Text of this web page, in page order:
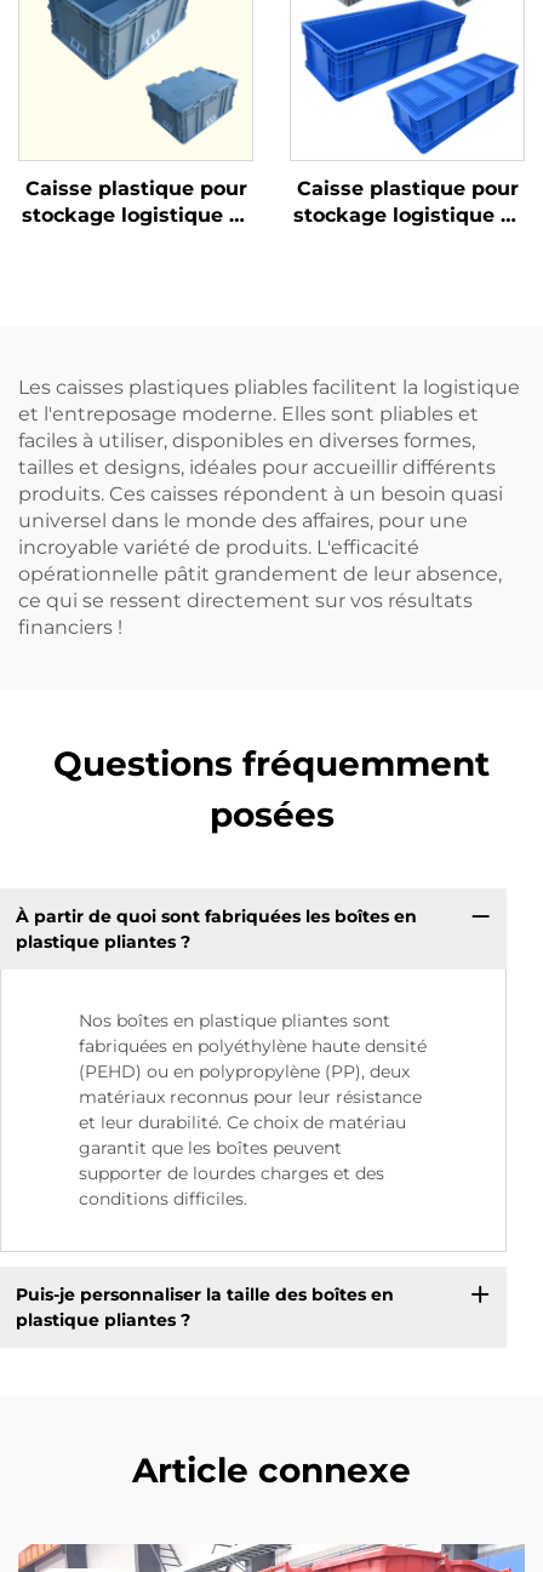
Caisse plastique pour
stockage logistique et
Caisse plastique pour
stockage logistique et
Les caisses plastiques pliables facilitent la logistique
et l'entreposage moderne. Elles sont pliables et
faciles à utiliser, disponibles en diverses formes,
tailles et designs, idéales pour accueillir différents
produits. Ces caisses répondent à un besoin quasi
universel dans le monde des affaires, pour une
incroyable variété de produits. L'efficacité
opérationnelle pâtit grandement de leur absence,
ce qui se ressent directement sur vos résultats
financiers !
Questions fréquemment
posées
À partir de quoi sont fabriquées les boîtes en
plastique pliantes ?
Nos boîtes en plastique pliantes sont
fabriquées en polyéthylène haute densité
(PEHD) ou en polypropylène (PP), deux
matériaux reconnus pour leur résistance
et leur durabilité. Ce choix de matériau
garantit que les boîtes peuvent
supporter de lourdes charges et des
conditions difficiles.
Puis-je personnaliser la taille des boîtes en
plastique pliantes ?
Article connexe